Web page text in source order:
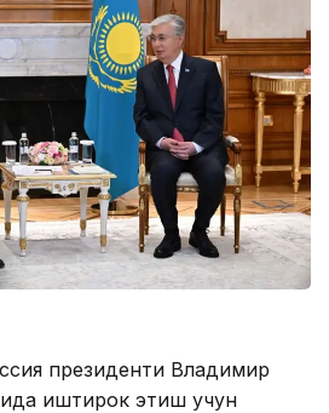
президенти Владимир
иштирок этиш учун